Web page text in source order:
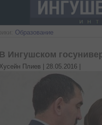
Образование
В Ингушском
Хусейн Плиев | 28.05.2016